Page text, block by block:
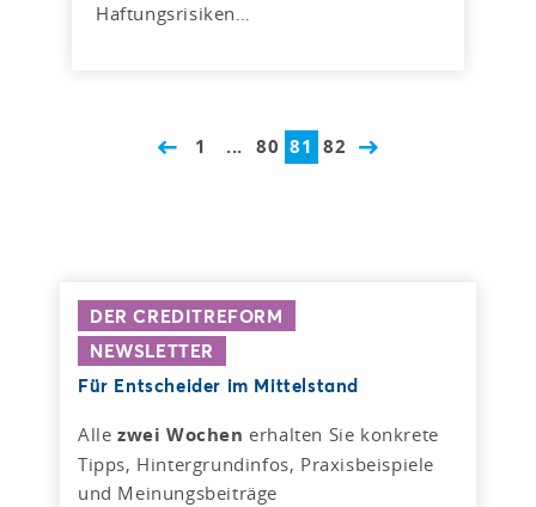
Haftungsrisiken…
1 ... 80 81 82
DER CREDITREFORM
NEWSLETTER
Für Entscheider im Mittelstand
Alle zwei Wochen erhalten Sie konkrete
Tipps, Hintergrundinfos, Praxisbeispiele
und Meinungsbeiträge